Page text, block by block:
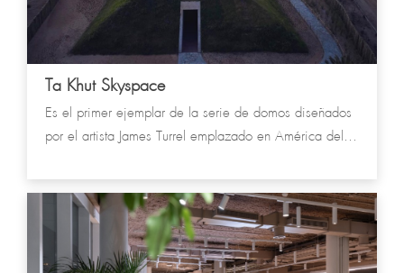
Ta Khut Skyspace
Es el primer ejemplar de la serie de domos diseñados
por el artista James Turrel emplazado en América del